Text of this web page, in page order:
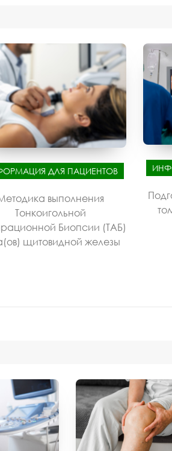
ДЛЯ ПАЦИЕНТОВ
выполнения
Тонкоигольной
Биопсии (ТАБ)
щитовидной железы